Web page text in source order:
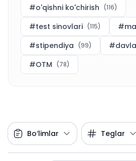
#o'qishni ko'chirish (116)
#test sinovlari (115) #
#stipendiya (99) #
#OTM (78)
Bo‘limlar Teglar